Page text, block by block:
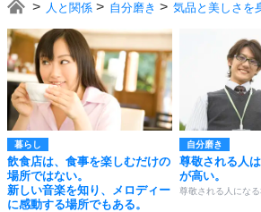
人と関係 自分磨き 気品と美しさを
暮らし
飲食店は、食事を楽しむだけの
場所ではない。
新しい音楽を知り、メロディー
に感動する場所でもある。
自分磨き
尊敬される人
が高い。
尊敬される人にな